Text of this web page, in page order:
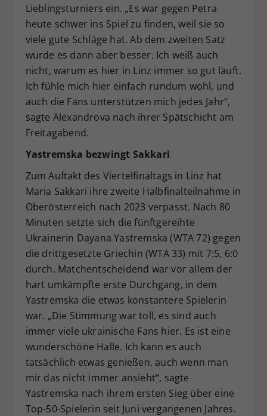
Lieblingsturniers ein. „Es war gegen Petra
heute schwer ins Spiel zu finden, weil sie so
viele gute Schläge hat. Ab dem zweiten Satz
wurde es dann aber besser. Ich weiß auch
nicht, warum es hier in Linz immer so gut läuft.
Ich fühle mich hier einfach rundum wohl, und
auch die Fans unterstützen mich jedes Jahr“,
sagte Alexandrova nach ihrer Spätschicht am
Freitagabend.
Yastremska bezwingt Sakkari
Zum Auftakt des Viertelfinaltags in Linz hat
Maria Sakkari ihre zweite Halbfinalteilnahme in
Oberösterreich nach 2023 verpasst. Nach 80
Minuten setzte sich die fünftgereihte
Ukrainerin Dayana Yastremska (WTA 72) gegen
die drittgesetzte Griechin (WTA 33) mit 7:5, 6:0
durch. Matchentscheidend war vor allem der
hart umkämpfte erste Durchgang, in dem
Yastremska die etwas konstantere Spielerin
war. „Die Stimmung war toll, es sind auch
immer viele ukrainische Fans hier. Es ist eine
wunderschöne Halle. Ich kann es auch
tatsächlich etwas genießen, auch wenn man
mir das nicht immer ansieht“, sagte
Yastremska nach ihrem ersten Sieg über eine
Top-50-Spielerin seit Juni vergangenen Jahres.